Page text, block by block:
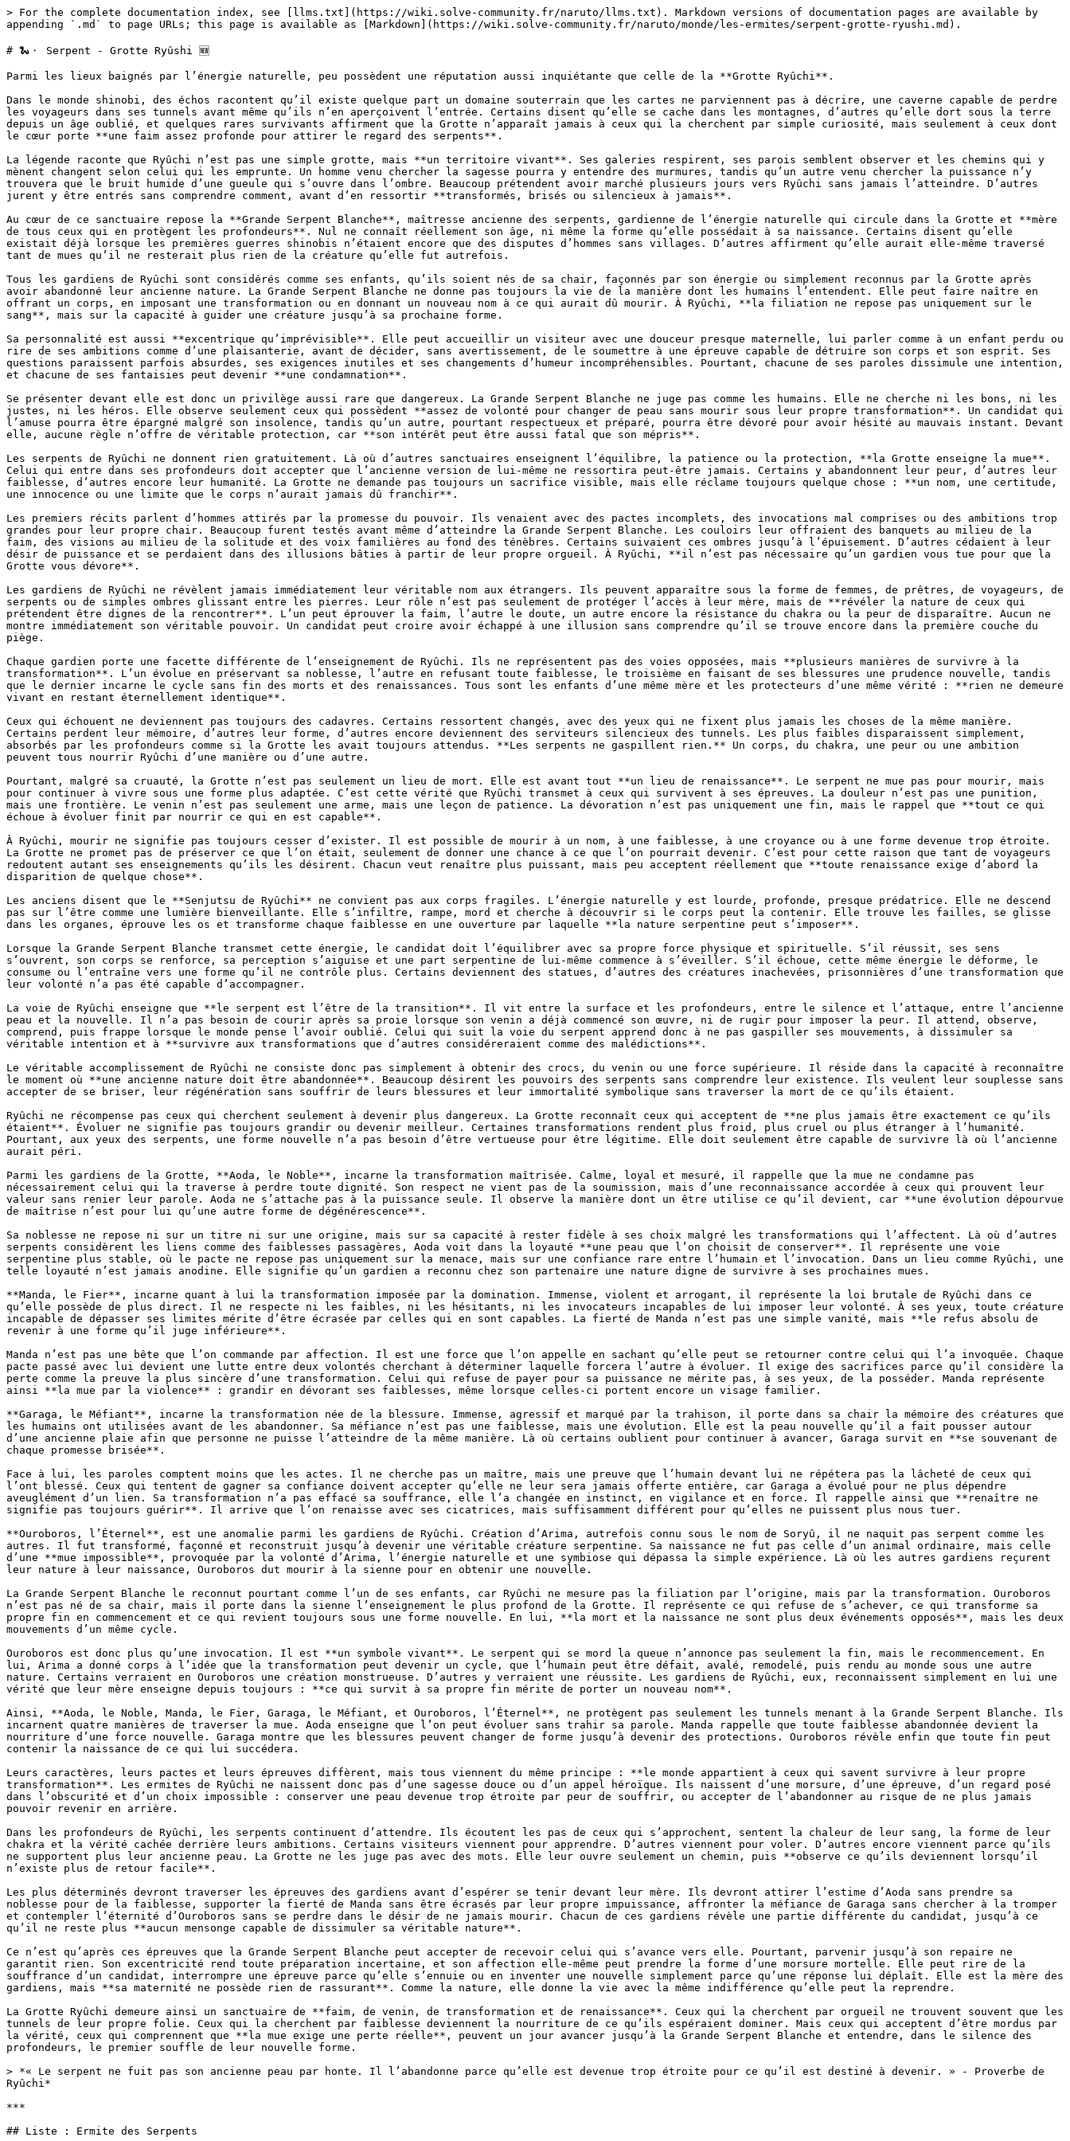
> For the complete documentation index, see [llms.txt](https://wiki.solve-community.fr/naruto/llms.txt). Markdown versions of documentation pages are available by appending `.md` to page URLs; this page is available as [Markdown](https://wiki.solve-community.fr/naruto/monde/les-ermites/serpent-grotte-ryushi.md).

# 🐍・ Serpent - Grotte Ryûshi 🆕

Parmi les lieux baignés par l’énergie naturelle, peu possèdent une réputation aussi inquiétante que celle de la **Grotte Ryûchi**.

Dans le monde shinobi, des échos racontent qu’il existe quelque part un domaine souterrain que les cartes ne parviennent pas à décrire, une caverne capable de perdre les voyageurs dans ses tunnels avant même qu’ils n’en aperçoivent l’entrée. Certains disent qu’elle se cache dans les montagnes, d’autres qu’elle dort sous la terre depuis un âge oublié, et quelques rares survivants affirment que la Grotte n’apparaît jamais à ceux qui la cherchent par simple curiosité, mais seulement à ceux dont le cœur porte **une faim assez profonde pour attirer le regard des serpents**.

La légende raconte que Ryûchi n’est pas une simple grotte, mais **un territoire vivant**. Ses galeries respirent, ses parois semblent observer et les chemins qui y mènent changent selon celui qui les emprunte. Un homme venu chercher la sagesse pourra y entendre des murmures, tandis qu’un autre venu chercher la puissance n’y trouvera que le bruit humide d’une gueule qui s’ouvre dans l’ombre. Beaucoup prétendent avoir marché plusieurs jours vers Ryûchi sans jamais l’atteindre. D’autres jurent y être entrés sans comprendre comment, avant d’en ressortir **transformés, brisés ou silencieux à jamais**.

Au cœur de ce sanctuaire repose la **Grande Serpent Blanche**, maîtresse ancienne des serpents, gardienne de l’énergie naturelle qui circule dans la Grotte et **mère de tous ceux qui en protègent les profondeurs**. Nul ne connaît réellement son âge, ni même la forme qu’elle possédait à sa naissance. Certains disent qu’elle existait déjà lorsque les premières guerres shinobis n’étaient encore que des disputes d’hommes sans villages. D’autres affirment qu’elle aurait elle-même traversé tant de mues qu’il ne resterait plus rien de la créature qu’elle fut autrefois.

Tous les gardiens de Ryûchi sont considérés comme ses enfants, qu’ils soient nés de sa chair, façonnés par son énergie ou simplement reconnus par la Grotte après avoir abandonné leur ancienne nature. La Grande Serpent Blanche ne donne pas toujours la vie de la manière dont les humains l’entendent. Elle peut faire naître en offrant un corps, en imposant une transformation ou en donnant un nouveau nom à ce qui aurait dû mourir. À Ryûchi, **la filiation ne repose pas uniquement sur le sang**, mais sur la capacité à guider une créature jusqu’à sa prochaine forme.

Sa personnalité est aussi **excentrique qu’imprévisible**. Elle peut accueillir un visiteur avec une douceur presque maternelle, lui parler comme à un enfant perdu ou rire de ses ambitions comme d’une plaisanterie, avant de décider, sans avertissement, de le soumettre à une épreuve capable de détruire son corps et son esprit. Ses questions paraissent parfois absurdes, ses exigences inutiles et ses changements d’humeur incompréhensibles. Pourtant, chacune de ses paroles dissimule une intention, et chacune de ses fantaisies peut devenir **une condamnation**.

Se présenter devant elle est donc un privilège aussi rare que dangereux. La Grande Serpent Blanche ne juge pas comme les humains. Elle ne cherche ni les bons, ni les justes, ni les héros. Elle observe seulement ceux qui possèdent **assez de volonté pour changer de peau sans mourir sous leur propre transformation**. Un candidat qui l’amuse pourra être épargné malgré son insolence, tandis qu’un autre, pourtant respectueux et préparé, pourra être dévoré pour avoir hésité au mauvais instant. Devant elle, aucune règle n’offre de véritable protection, car **son intérêt peut être aussi fatal que son mépris**.

Les serpents de Ryûchi ne donnent rien gratuitement. Là où d’autres sanctuaires enseignent l’équilibre, la patience ou la protection, **la Grotte enseigne la mue**. Celui qui entre dans ses profondeurs doit accepter que l’ancienne version de lui-même ne ressortira peut-être jamais. Certains y abandonnent leur peur, d’autres leur faiblesse, d’autres encore leur humanité. La Grotte ne demande pas toujours un sacrifice visible, mais elle réclame toujours quelque chose : **un nom, une certitude, une innocence ou une limite que le corps n’aurait jamais dû franchir**.

Les premiers récits parlent d’hommes attirés par la promesse du pouvoir. Ils venaient avec des pactes incomplets, des invocations mal comprises ou des ambitions trop grandes pour leur propre chair. Beaucoup furent testés avant même d’atteindre la Grande Serpent Blanche. Les couloirs leur offraient des banquets au milieu de la faim, des visions au milieu de la solitude et des voix familières au fond des ténèbres. Certains suivaient ces ombres jusqu’à l’épuisement. D’autres cédaient à leur désir de puissance et se perdaient dans des illusions bâties à partir de leur propre orgueil. À Ryûchi, **il n’est pas nécessaire qu’un gardien vous tue pour que la Grotte vous dévore**.

Les gardiens de Ryûchi ne révèlent jamais immédiatement leur véritable nom aux étrangers. Ils peuvent apparaître sous la forme de femmes, de prêtres, de voyageurs, de serpents ou de simples ombres glissant entre les pierres. Leur rôle n’est pas seulement de protéger l’accès à leur mère, mais de **révéler la nature de ceux qui prétendent être dignes de la rencontrer**. L’un peut éprouver la faim, l’autre le doute, un autre encore la résistance du chakra ou la peur de disparaître. Aucun ne montre immédiatement son véritable pouvoir. Un candidat peut croire avoir échappé à une illusion sans comprendre qu’il se trouve encore dans la première couche du piège.

Chaque gardien porte une facette différente de l’enseignement de Ryûchi. Ils ne représentent pas des voies opposées, mais **plusieurs manières de survivre à la transformation**. L’un évolue en préservant sa noblesse, l’autre en refusant toute faiblesse, le troisième en faisant de ses blessures une prudence nouvelle, tandis que le dernier incarne le cycle sans fin des morts et des renaissances. Tous sont les enfants d’une même mère et les protecteurs d’une même vérité : **rien ne demeure vivant en restant éternellement identique**.

Ceux qui échouent ne deviennent pas toujours des cadavres. Certains ressortent changés, avec des yeux qui ne fixent plus jamais les choses de la même manière. Certains perdent leur mémoire, d’autres leur forme, d’autres encore deviennent des serviteurs silencieux des tunnels. Les plus faibles disparaissent simplement, absorbés par les profondeurs comme si la Grotte les avait toujours attendus. **Les serpents ne gaspillent rien.** Un corps, du chakra, une peur ou une ambition peuvent tous nourrir Ryûchi d’une manière ou d’une autre.

Pourtant, malgré sa cruauté, la Grotte n’est pas seulement un lieu de mort. Elle est avant tout **un lieu de renaissance**. Le serpent ne mue pas pour mourir, mais pour continuer à vivre sous une forme plus adaptée. C’est cette vérité que Ryûchi transmet à ceux qui survivent à ses épreuves. La douleur n’est pas une punition, mais une frontière. Le venin n’est pas seulement une arme, mais une leçon de patience. La dévoration n’est pas uniquement une fin, mais le rappel que **tout ce qui échoue à évoluer finit par nourrir ce qui en est capable**.

À Ryûchi, mourir ne signifie pas toujours cesser d’exister. Il est possible de mourir à un nom, à une faiblesse, à une croyance ou à une forme devenue trop étroite. La Grotte ne promet pas de préserver ce que l’on était, seulement de donner une chance à ce que l’on pourrait devenir. C’est pour cette raison que tant de voyageurs redoutent autant ses enseignements qu’ils les désirent. Chacun veut renaître plus puissant, mais peu acceptent réellement que **toute renaissance exige d’abord la disparition de quelque chose**.

Les anciens disent que le **Senjutsu de Ryûchi** ne convient pas aux corps fragiles. L’énergie naturelle y est lourde, profonde, presque prédatrice. Elle ne descend pas sur l’être comme une lumière bienveillante. Elle s’infiltre, rampe, mord et cherche à découvrir si le corps peut la contenir. Elle trouve les failles, se glisse dans les organes, éprouve les os et transforme chaque faiblesse en une ouverture par laquelle **la nature serpentine peut s’imposer**.

Lorsque la Grande Serpent Blanche transmet cette énergie, le candidat doit l’équilibrer avec sa propre force physique et spirituelle. S’il réussit, ses sens s’ouvrent, son corps se renforce, sa perception s’aiguise et une part serpentine de lui-même commence à s’éveiller. S’il échoue, cette même énergie le déforme, le consume ou l’entraîne vers une forme qu’il ne contrôle plus. Certains deviennent des statues, d’autres des créatures inachevées, prisonnières d’une transformation que leur volonté n’a pas été capable d’accompagner.

La voie de Ryûchi enseigne que **le serpent est l’être de la transition**. Il vit entre la surface et les profondeurs, entre le silence et l’attaque, entre l’ancienne peau et la nouvelle. Il n’a pas besoin de courir après sa proie lorsque son venin a déjà commencé son œuvre, ni de rugir pour imposer la peur. Il attend, observe, comprend, puis frappe lorsque le monde pense l’avoir oublié. Celui qui suit la voie du serpent apprend donc à ne pas gaspiller ses mouvements, à dissimuler sa véritable intention et à **survivre aux transformations que d’autres considéreraient comme des malédictions**.

Le véritable accomplissement de Ryûchi ne consiste donc pas simplement à obtenir des crocs, du venin ou une force supérieure. Il réside dans la capacité à reconnaître le moment où **une ancienne nature doit être abandonnée**. Beaucoup désirent les pouvoirs des serpents sans comprendre leur existence. Ils veulent leur souplesse sans accepter de se bri